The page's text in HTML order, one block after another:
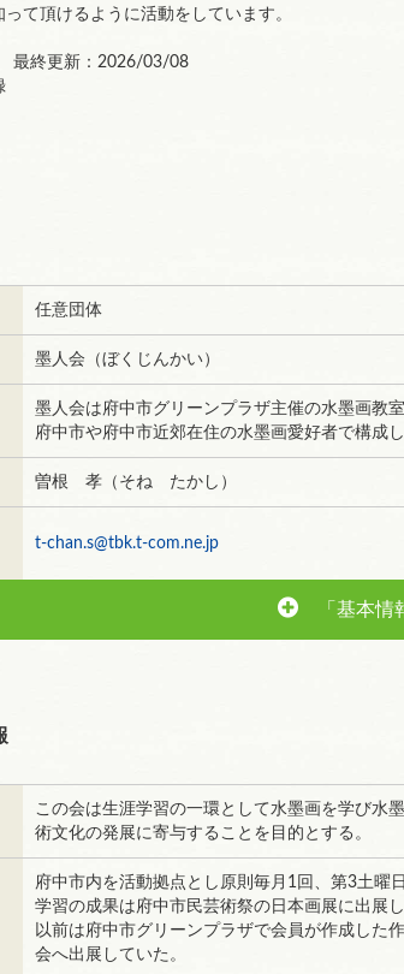
て頂けるように活動をしています。
終更新：2026/03/08
任意団体
墨人会（ぼくじんかい）
墨人会は府中市グリーンプラザ主催の水墨画教
府中市や府中市近郊在住の水墨画愛好者で構成し
曽根 孝（そね たかし）
t-chan.s@tbk.t-com.ne.jp
「基本情
この会は生涯学習の一環として水墨画を学び水
術文化の発展に寄与することを目的とする。
府中市内を活動拠点とし原則毎月1回、第3土曜
学習の成果は府中市民芸術祭の日本画展に出展し
以前は府中市グリーンプラザで会員が作成した
会へ出展していた。